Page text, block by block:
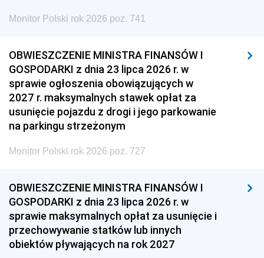
Monitor Polski rok 2026 poz. 741
OBWIESZCZENIE MINISTRA FINANSÓW I
GOSPODARKI z dnia 23 lipca 2026 r. w
sprawie ogłoszenia obowiązujących w
2027 r. maksymalnych stawek opłat za
usunięcie pojazdu z drogi i jego parkowanie
na parkingu strzeżonym
Monitor Polski rok 2026 poz. 727
OBWIESZCZENIE MINISTRA FINANSÓW I
GOSPODARKI z dnia 23 lipca 2026 r. w
sprawie maksymalnych opłat za usunięcie i
przechowywanie statków lub innych
obiektów pływających na rok 2027